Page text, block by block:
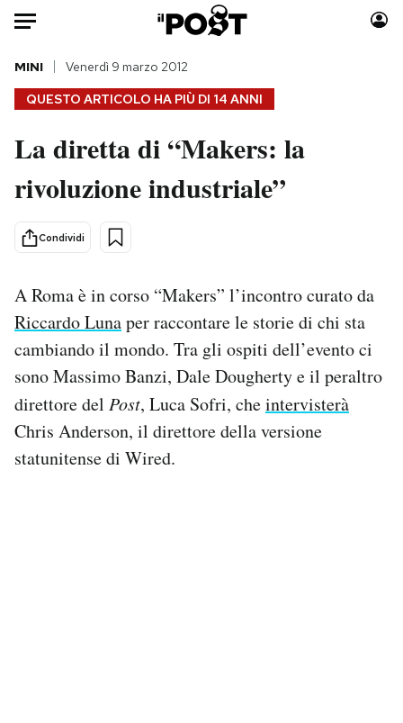
HOME
Italia
Politica
Tecnologia
Internet
Cultura
Economia
Sport
Moda
Consumismi
Europa
Altrecose
Mondiali calcio 2026
PODCAST
QUESTO ARTICOLO HA PIÙ DI 14 ANNI
MINI Venerdì 9 marzo 2012
La diretta di “Makers: la
rivoluzione industriale”
Condividi
A Roma è in corso “Makers” l’incontro curato da
Riccardo Lunaper raccontare le storie di chi sta
cambiando il mondo. Tra gli ospiti dell’evento ci
sono Massimo Banzi, Dale Dougherty e il peraltro
direttore del Post, Luca Sofri, cheintervisterà
Chris Anderson, il direttore della versione
statunitense di Wired.